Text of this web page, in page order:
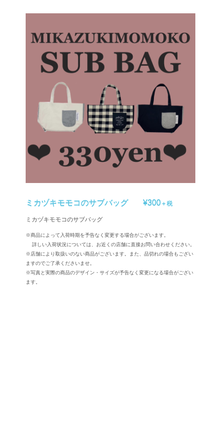
ミカヅキモモコのサブバッグ ¥300＋税
ミカヅキモモコのサブバッグ
※商品によって入荷時期を予告なく変更する場合がございます。
詳しい入荷状況については、お近くの店舗に直接お問い合わせください。
※店舗により取扱いのない商品がございます。また、品切れの場合もござい
ますのでご了承くださいませ。
※写真と実際の商品のデザイン・サイズが予告なく変更になる場合がござい
ます。